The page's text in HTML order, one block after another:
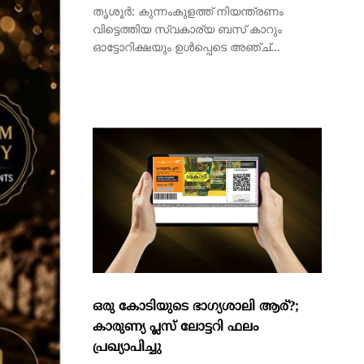
ഒരു കോടിയുടെ ഭാഗ്യശാലി ആര്?;
കാരുണ്യ പ്ലസ് ലോട്ടറി ഫലം
പ്രഖ്യാപിച്ചു
വകുപ്പിന്റെ കാരുണ്യ പ്ലസ് ലോട്ടറി ഫലം
പ്രഖ്യാപിച്ചു. PL 335769...